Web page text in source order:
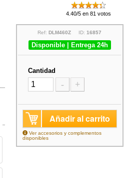
4.40/5 en 81 votos
Ref:DLM460Z ID:16857
Disponible | Entrega 24h
Cantidad
- +
Añadir al carrito
Ver accesorios y complementos
disponibles